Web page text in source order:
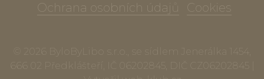
Ochrana osobních údajů
Cookies
© 2026 ByloByLibo s.r.o., se sídlem Jenerálka 1454,
666 02 Předklášteří, IČ 06202845, DIČ CZ06202845 |